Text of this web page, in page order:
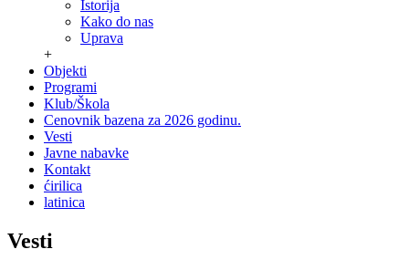
Istorija
Kako do nas
Uprava
+
Objekti
Programi
Klub/Škola
Cenovnik bazena za 2026 godinu.
Vesti
Javne nabavke
Kontakt
ćirilica
latinica
Vesti